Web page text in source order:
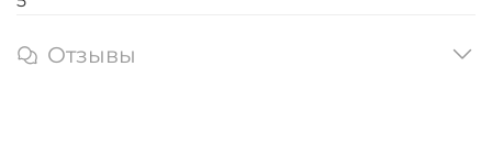
Отзывы